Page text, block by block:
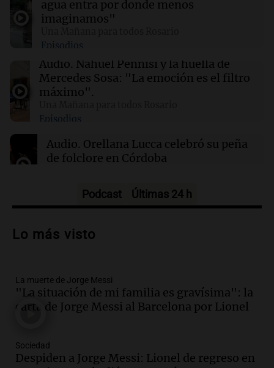
El Pentágono solicita a la industria de defensa
un aumento en la producción de armas
01:31 Ciencia
Reducir alimentos dulces no disminuye
antojos ni mejora la salud, según estudio
01:29 Mundo
El lago Mead alcanza su nivel más bajo en 90
años, evidenciando la crisis hídrica en EE.UU.
agua entra por donde menos
imaginamos"
Episodios
Audio. Nahuel Pennisi y la huella de
Mercedes Sosa: "La emoción es el filtro
máximo".
Episodios
Audio. Orellana Lucca celebró su peña
de folclore en Córdoba
Audio.Trágico accidente en Mendoza:
vehículos desde un puente
Audio.Tragedia en Mendoza: un muerto
y cinco heridos tras caer dos autos desde
un puente
Audio.Messi llegará esta noche a
Podcast Últimas 24 h
Lo más visto
La muerte de Jorge Messi
"La situación de mi familia es gravísima": la
carta de Jorge Messi al Barcelona por Lionel
Sociedad
Despiden a Jorge Messi: Lionel de regreso en